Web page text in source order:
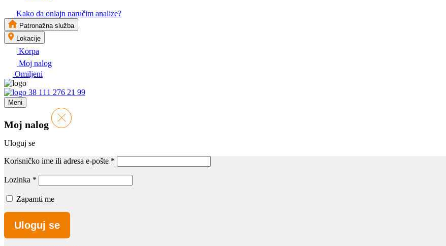
Kako da onlajn naručim analize?
Patronažna služba
Lokacije
Korpa
Moj nalog
Omiljeni
38 111 276 21 99
Meni
Moj nalog
Uloguj se
Korisničko ime ili adresa e-pošte *
Lozinka *
Zapamti me
Uloguj se